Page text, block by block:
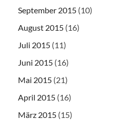
September 2015 (10)
August 2015 (16)
Juli 2015 (11)
Juni 2015 (16)
Mai 2015 (21)
April 2015 (16)
März 2015 (15)